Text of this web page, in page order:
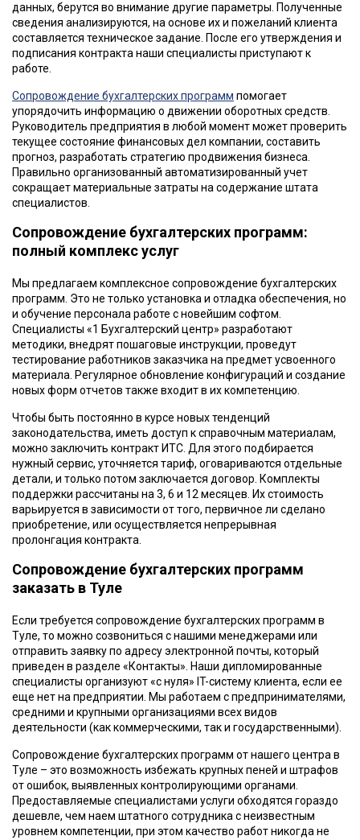
данных, берутся во внимание другие параметры. Полученные
сведения анализируются, на основе их и пожеланий клиента
составляется техническое задание. После его утверждения и
подписания контракта наши специалисты приступают к
работе.
Сопровождение бухгалтерских программ помогает
упорядочить информацию о движении оборотных средств.
Руководитель предприятия в любой момент может проверить
текущее состояние финансовых дел компании, составить
прогноз, разработать стратегию продвижения бизнеса.
Правильно организованный автоматизированный учет
сокращает материальные затраты на содержание штата
специалистов.
Сопровождение бухгалтерских программ:
полный комплекс услуг
Мы предлагаем комплексное сопровождение бухгалтерских
программ. Это не только установка и отладка обеспечения, но
и обучение персонала работе с новейшим софтом.
Специалисты «1 Бухгалтерский центр» разработают
методики, внедрят пошаговые инструкции, проведут
тестирование работников заказчика на предмет усвоенного
материала. Регулярное обновление конфигураций и создание
новых форм отчетов также входит в их компетенцию.
Чтобы быть постоянно в курсе новых тенденций
законодательства, иметь доступ к справочным материалам,
можно заключить контракт ИТС. Для этого подбирается
нужный сервис, уточняется тариф, оговариваются отдельные
детали, и только потом заключается договор. Комплекты
поддержки рассчитаны на 3, 6 и 12 месяцев. Их стоимость
варьируется в зависимости от того, первичное ли сделано
приобретение, или осуществляется непрерывная
пролонгация контракта.
Сопровождение бухгалтерских программ
заказать в Туле
Если требуется сопровождение бухгалтерских программ в
Туле, то можно созвониться с нашими менеджерами или
отправить заявку по адресу электронной почты, который
приведен в разделе «Контакты». Наши дипломированные
специалисты организуют «с нуля» IT-систему клиента, если ее
еще нет на предприятии. Мы работаем с предпринимателями,
средними и крупными организациями всех видов
деятельности (как коммерческими, так и государственными).
Сопровождение бухгалтерских программ от нашего центра в
Туле – это возможность избежать крупных пеней и штрафов
от ошибок, выявленных контролирующими органами.
Предоставляемые специалистами услуги обходятся гораздо
дешевле, чем наем штатного сотрудника с неизвестным
уровнем компетенции, при этом качество работ никогда не